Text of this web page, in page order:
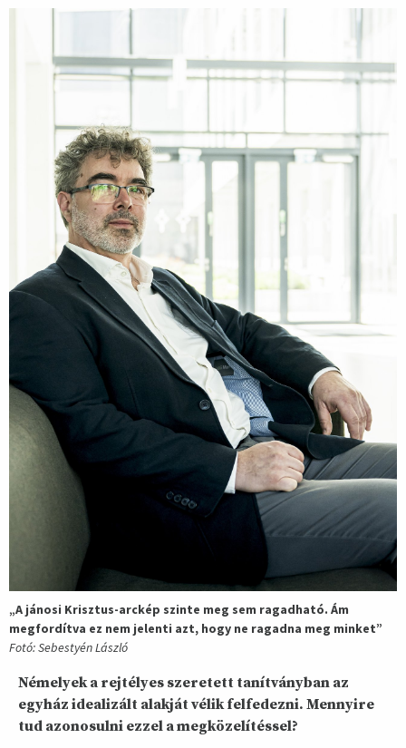
„A jánosi Krisztus-arckép szinte meg sem ragadható. Ám
megfordítva ez nem jelenti azt, hogy ne ragadna meg minket”
Fotó: Sebestyén László
Némelyek a rejtélyes szeretett tanítványban az
egyház idealizált alakját vélik felfedezni. Mennyire
tud azonosulni ezzel a megközelítéssel?